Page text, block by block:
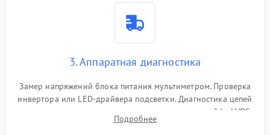
3. Аппаратная диагностика
Замер напряжений блока питания мультиметром. Проверка
инвертора или LED-драйвера подсветки. Диагностика цепей
питания скалера и тестирование сигналов на шлейфе LVDS
Подробнее